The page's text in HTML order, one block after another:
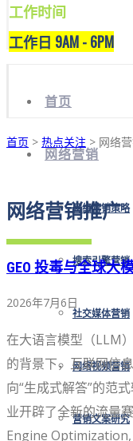
工作时间
工作日 9AM - 6PM
首页
网络营销
网络营销策略
搜索引擎营销
社交媒体营销
网络视频营销
营销文案研究
首页 > 热点关注 > 网络
网络营销推广
GEO 投毒与全球大
2026年7月6日
在大语言模型（LLM
的背景下，互联网信
向“生成式解答”的范
业开辟了全新的流量
Engine Optimization,